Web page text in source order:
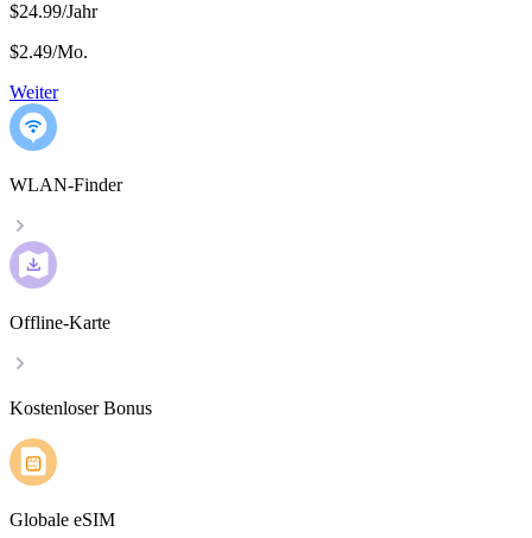
$24.99/Jahr
$2.49/Mo.
Weiter
WLAN-Finder
Offline-Karte
Kostenloser Bonus
Globale eSIM